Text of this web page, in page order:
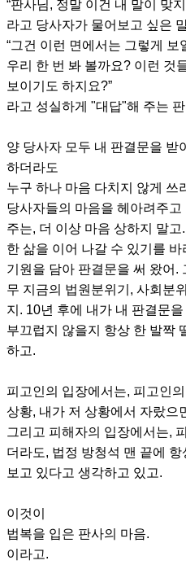
“판사님, 정말 이건 내 말이 맞
라고 당사자가 물어보고 싶은
“그건 이런 면에서는 그렇게
우리 한 번 봐 볼까요? 이런 것
보이기도 하지요?”
라고 성실하게 "대답"해 주는
양 당사자 모두 내 판결문을 받
하더라도
누구 하나 마음 다치지 않게 쓰
당사자들의 마음을 헤아려주
주는, 더 이상 마음 상하지 말
한 삶을 이어 나갈 수 있기를 바
기원을 담아 판결문을 써 왔어.
무 지금의 법원분위기, 사회분
지. 10년 후에 내가 내 판결문
부끄럽지 않을지 항상 한 발짝
하고.
피고인의 입장에서는, 피고인
상황, 내가 저 상황에서 자랐으
그리고 피해자의 입장에서는,
더라도, 법정 방청석 맨 끝에
보고 있다고 생각하고 있고.
이것이
법복을 입은 판사의 마음.
이라고.